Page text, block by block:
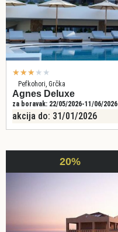
★★★ ★ ★
Pefkohori, Grčka
Agnes Deluxe
za boravak: 22/05/2026-11/06/2026
akcija do: 31/01/2026
20%